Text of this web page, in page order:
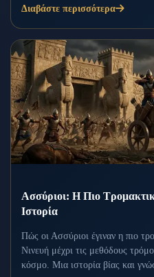
Διαβάστε περισσότερα
Ασσύριοι: Η Πιο
Ιστορία
Πώς οι Ασσύριοι έγιναν η πιο
Νινευή μέχρι τις μεθόδους
κόσμο. Μια ιστορία βίας και